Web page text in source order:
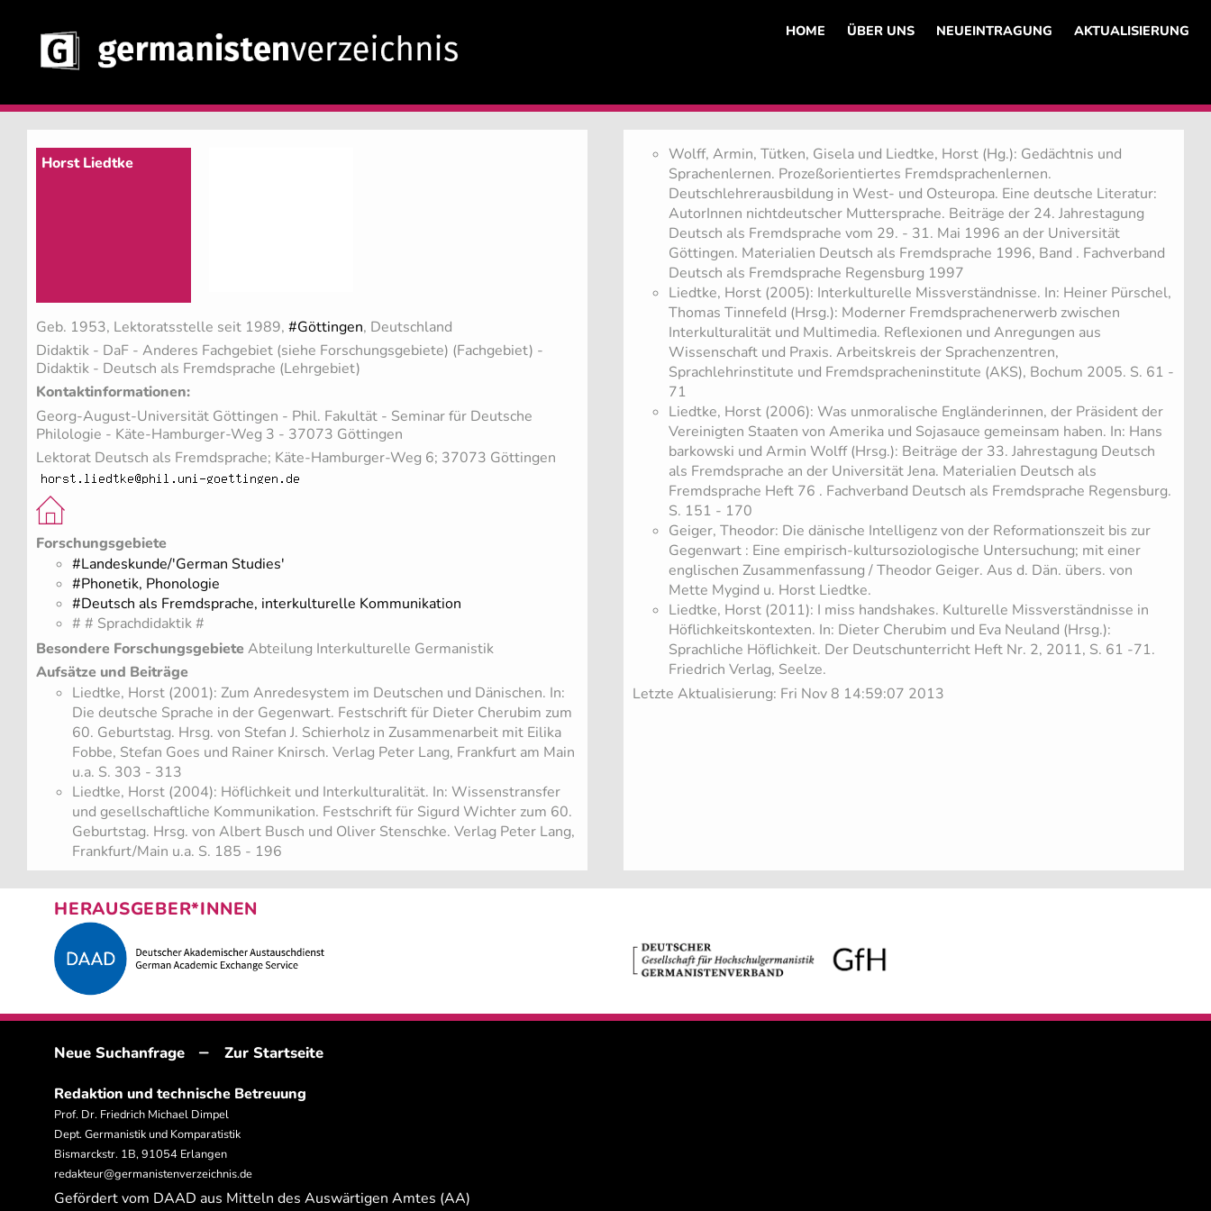
HOME ÜBER UNS NEUEINTRAGUNG AKTUALISIERUNG
Horst Liedtke
Geb. 1953, Lektoratsstelle seit 1989, #Göttingen, Deutschland
Didaktik - DaF - Anderes Fachgebiet (siehe Forschungsgebiete) (Fachgebiet) -
Didaktik - Deutsch als Fremdsprache (Lehrgebiet)
Kontaktinformationen:
Georg-August-Universität Göttingen - Phil. Fakultät - Seminar für Deutsche
Philologie - Käte-Hamburger-Weg 3 - 37073 Göttingen
Lektorat Deutsch als Fremdsprache; Käte-Hamburger-Weg 6; 37073 Göttingen
Forschungsgebiete
#Landeskunde/'German Studies'
#Phonetik, Phonologie
#Deutsch als Fremdsprache, interkulturelle Kommunikation
# # Sprachdidaktik #
Besondere ForschungsgebieteAbteilung Interkulturelle Germanistik
Aufsätze und Beiträge
Liedtke, Horst (2001): Zum Anredesystem im Deutschen und Dänischen. In:
Die deutsche Sprache in der Gegenwart. Festschrift für Dieter Cherubim zum
60. Geburtstag. Hrsg. von Stefan J. Schierholz in Zusammenarbeit mit Eilika
Fobbe, Stefan Goes und Rainer Knirsch. Verlag Peter Lang, Frankfurt am Main
u.a. S. 303 - 313
Liedtke, Horst (2004): Höflichkeit und Interkulturalität. In: Wissenstransfer
und gesellschaftliche Kommunikation. Festschrift für Sigurd Wichter zum 60.
Geburtstag. Hrsg. von Albert Busch und Oliver Stenschke. Verlag Peter Lang,
Frankfurt/Main u.a. S. 185 - 196
Wolff, Armin, Tütken, Gisela und Liedtke, Horst (Hg.): Gedächtnis und
Sprachenlernen. Prozeßorientiertes Fremdsprachenlernen.
Deutschlehrerausbildung in West- und Osteuropa. Eine deutsche Literatur:
AutorInnen nichtdeutscher Muttersprache. Beiträge der 24. Jahrestagung
Deutsch als Fremdsprache vom 29. - 31. Mai 1996 an der Universität
Göttingen. Materialien Deutsch als Fremdsprache 1996, Band . Fachverband
Deutsch als Fremdsprache Regensburg 1997
Liedtke, Horst (2005): Interkulturelle Missverständnisse. In: Heiner Pürschel,
Thomas Tinnefeld (Hrsg.): Moderner Fremdsprachenerwerb zwischen
Interkulturalität und Multimedia. Reflexionen und Anregungen aus
Wissenschaft und Praxis. Arbeitskreis der Sprachenzentren,
Sprachlehrinstitute und Fremdspracheninstitute (AKS), Bochum 2005. S. 61 -
71
Liedtke, Horst (2006): Was unmoralische Engländerinnen, der Präsident der
Vereinigten Staaten von Amerika und Sojasauce gemeinsam haben. In: Hans
barkowski und Armin Wolff (Hrsg.): Beiträge der 33. Jahrestagung Deutsch
als Fremdsprache an der Universität Jena. Materialien Deutsch als
Fremdsprache Heft 76 . Fachverband Deutsch als Fremdsprache Regensburg.
S. 151 - 170
Geiger, Theodor: Die dänische Intelligenz von der Reformationszeit bis zur
Gegenwart : Eine empirisch-kultursoziologische Untersuchung; mit einer
englischen Zusammenfassung / Theodor Geiger. Aus d. Dän. übers. von
Mette Mygind u. Horst Liedtke.
Liedtke, Horst (2011): I miss handshakes. Kulturelle Missverständnisse in
Höflichkeitskontexten. In: Dieter Cherubim und Eva Neuland (Hrsg.):
Sprachliche Höflichkeit. Der Deutschunterricht Heft Nr. 2, 2011, S. 61 -71.
Friedrich Verlag, Seelze.
Letzte Aktualisierung: Fri Nov 8 14:59:07 2013
HERAUSGEBER*INNEN
Neue Suchanfrage – Zur Startseite
Redaktion und technische Betreuung
Prof. Dr. Friedrich Michael Dimpel
Dept. Germanistik und Komparatistik
Bismarckstr. 1B, 91054 Erlangen
redakteur@germanistenverzeichnis.de
Gefördert vom DAAD aus Mitteln des Auswärtigen Amtes (AA)